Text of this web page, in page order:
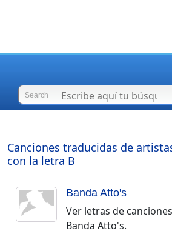
Search
Canciones traducidas de
con la letra B
Banda Atto's
Ver letras de
Banda Atto's.